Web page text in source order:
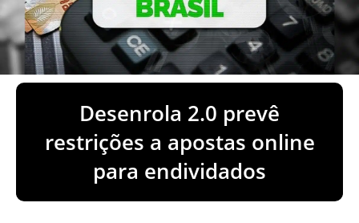
Desenrola 2.0 prevê
restrições a apostas online
para endividados